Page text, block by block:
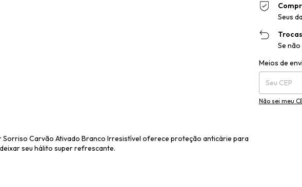
Seus
Se
Entregas para
Meios de
Não sei meu
Sorriso Carvão Ativado Branco Irresistível oferece proteção anticárie para
seu hálito super refrescante.